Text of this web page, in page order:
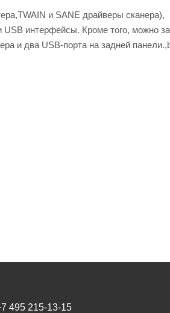
и SANE драйверы сканера),
интерфейсы. Кроме того, можно
и два USB-порта на задней
495 215-13-15